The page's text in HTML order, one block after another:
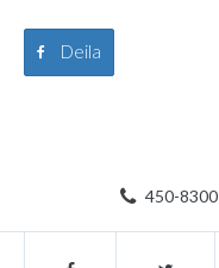
Deila
450-8300